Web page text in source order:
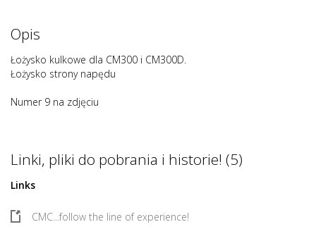
Opis
Łożysko kulkowe dla CM300 i CM300D.
Łożysko strony napędu
Numer 9 na zdjęciu
Linki, pliki do pobrania i historie! (5)
Links
CMC...follow the line of experience!